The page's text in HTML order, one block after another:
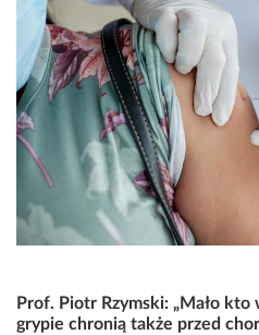
Prof. Piotr Rzymski: „Mało
grypie chronią także przed